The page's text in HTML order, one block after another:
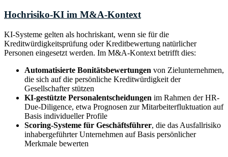
Hochrisiko-KI im M&A-Kontext
KI-Systeme gelten als hochriskant, wenn sie für die
Kreditwürdigkeitsprüfung oder Kreditbewertung natürlicher
Personen eingesetzt werden. Im M&A-Kontext betrifft dies:
Automatisierte Bonitätsbewertungen von Zielunternehmen,
die sich auf die persönliche Kreditwürdigkeit der
Gesellschafter stützen
KI-gestützte Personalentscheidungen im Rahmen der HR-
Due-Diligence, etwa Prognosen zur Mitarbeiterfluktuation auf
Basis individueller Profile
Scoring-Systeme für Geschäftsführer, die das Ausfallrisiko
inhabergeführter Unternehmen auf Basis persönlicher
Merkmale bewerten